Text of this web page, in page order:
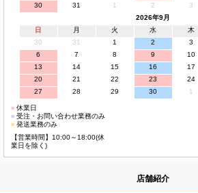
30
31 1 2 3
2026年9月
日
月 火 水 木
30
31 1 2 3
6
7 8 9 10
13
14 15 16 17
20
21 22 23 24
27
28 29 30 1
■休業日
■受注・お問い合わせ業務のみ
■発送業務のみ
【営業時間】10:00～18:00(休
業日を除く)
店舗紹介